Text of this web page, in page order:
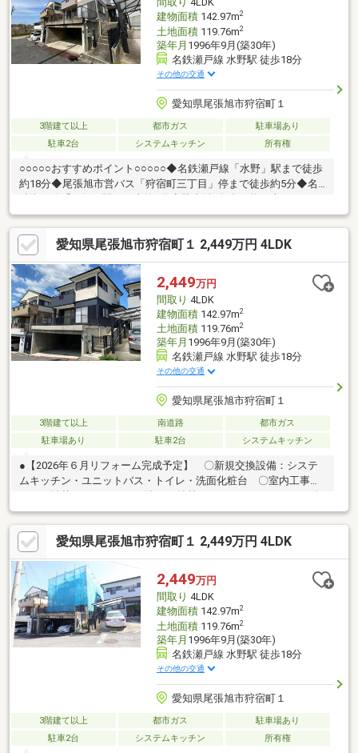
建物面積142.97m2
土地面積119.76m2
築年月 1996年9月(築30年)
名鉄瀬戸線 水野駅 徒歩18分
その他の交通
愛知県尾張旭市狩宿町１
3階建て以上 都市ガス
駐車場あり
駐車2台
システムキッチン 所有権
○○○○○おすすめポイント○○○○○◆名鉄瀬戸線「水野」駅まで徒歩
約18分◆尾張旭市営バス「狩宿町三丁目」停まで徒歩約5分◆名
る）====================リフォーム施工内容■水回り：キッチ
ン新品、お風呂新品、トイレ新品、洗面台新品■外装：外壁塗
装、屋根塗装■内装：クロス張替え、コンロ新品、フロアタイル
貼り、網戸貼替え、 室内クリーニング、クッションフロ
ア張替え、白蟻点検====================◆LDK広々約16帖
◆LDK横には約6帖の和室付◆各居室6帖超えのゆとりある室内
愛知県尾張旭市狩宿町１ 2,449万円 4LDK
2,449万円
間取り 4LDK
建物面積142.97m2
土地面積119.76m2
築年月 1996年9月(築30年)
名鉄瀬戸線 水野駅 徒歩18分
その他の交通
愛知県尾張旭市狩宿町１
3階建て以上 南道路
都市ガス
駐車場あり
駐車2台 システムキッチン
●【2026年６月リフォーム完成予定】 〇新規交換設備：システ
ムキッチン・ユニットバス・トイレ・洗面化粧台 〇室内工事：
外部工事：外壁・屋根塗装、シロアリ点検◎スーパーコンビニ数
か所あり暮らしに便利です♪【月々の支払例】住宅ローン：月額
53070円/月々5万円台～の生活！※諸条件等は下部支払い例に記載
様々な返済プランがご相談可能です！
愛知県尾張旭市狩宿町１ 2,449万円 4LDK
2,449万円
間取り 4LDK
建物面積142.97m2
土地面積119.76m2
築年月 1996年9月(築30年)
名鉄瀬戸線 水野駅 徒歩18分
その他の交通
愛知県尾張旭市狩宿町１
3階建て以上 都市ガス
駐車場あり
駐車2台
システムキッチン 所有権